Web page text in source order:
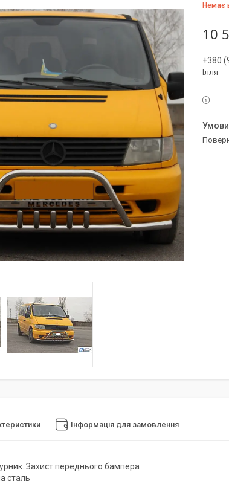
Немає
10
+380
Ілля
Інформація для замовлення
Захист переднього бампера
сталь